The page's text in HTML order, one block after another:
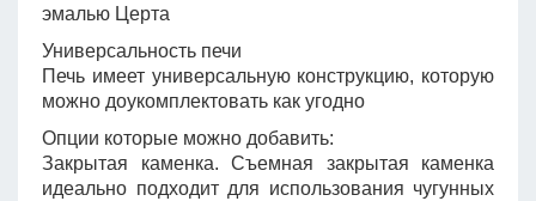
эмалью Церта
Универсальность печи
Печь имеет универсальную конструкцию, которую
можно доукомплектовать как угодно
Опции которые можно добавить:
Закрытая каменка. Съемная закрытая каменка
идеально подходит для использования чугунных